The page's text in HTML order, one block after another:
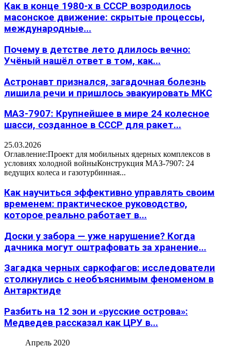
Как в конце 1980-х в СССР возродилось
масонское движение: скрытые процессы,
международные...
Почему в детстве лето длилось вечно:
Учёный нашёл ответ в том, как...
Астронавт признался, загадочная болезнь
лишила речи и пришлось эвакуировать МКС
МАЗ-7907: Крупнейшее в мире 24 колесное
шасси, созданное в СССР для ракет...
25.03.2026
Оглавление:Проект для мобильных ядерных комплексов в
условиях холодной войныКонструкция МАЗ-7907: 24
ведущих колеса и газотурбинная...
Как научиться эффективно управлять своим
временем: практическое руководство,
которое реально работает в...
Доски у забора — уже нарушение? Когда
дачника могут оштрафовать за хранение...
Загадка черных саркофагов: исследователи
столкнулись с необъяснимым феноменом в
Антарктиде
Разбить на 12 зон и «русские острова»:
Медведев рассказал как ЦРУ в...
Апрель 2020